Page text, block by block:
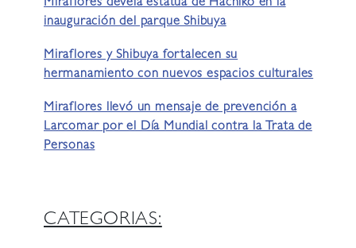
Miraflores devela estatua de Hachiko en la
inauguración del parque Shibuya
Miraflores y Shibuya fortalecen su
hermanamiento con nuevos espacios culturales
Miraflores llevó un mensaje de prevención a
Larcomar por el Día Mundial contra la Trata de
Personas
CATEGORIAS: